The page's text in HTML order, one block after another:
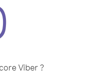
Viber ?